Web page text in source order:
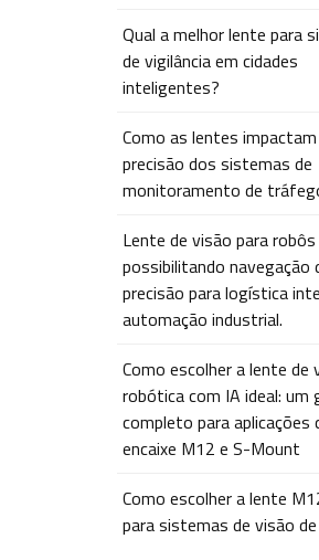
Qual a melhor lente para
de vigilância em cidades
inteligentes?
Como as lentes
precisão dos sistemas de
monitoramento de
Lente de visão para robôs
possibilitando navegação
precisão para logística
automação industrial.
Como escolher a lente de
robótica com IA ideal: um
completo para aplicações
encaixe M12 e S-Mount
Como escolher a lente
para sistemas de visão